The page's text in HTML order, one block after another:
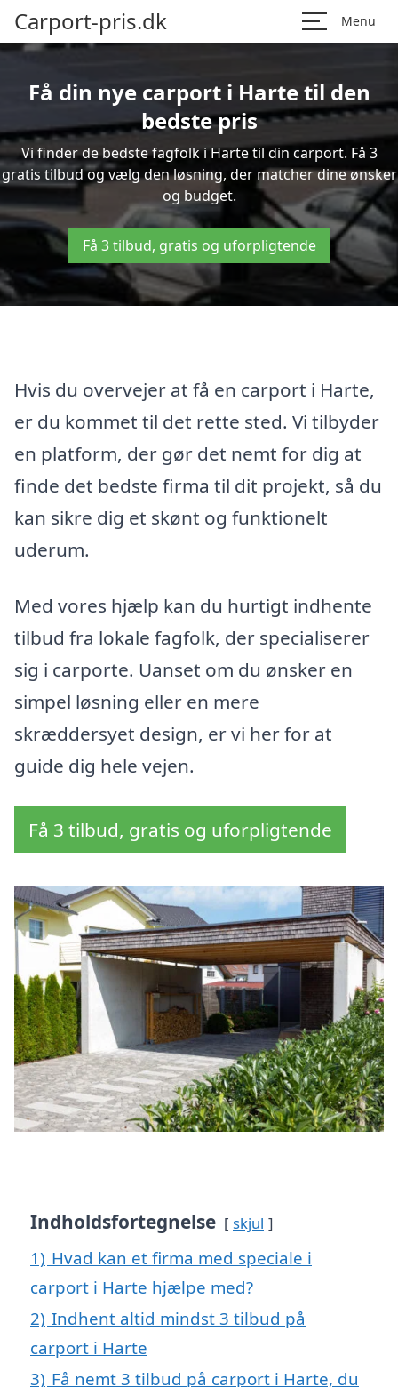
Carport-pris.dk Menu
Få din nye carport i Harte til den
bedste pris
Vi finder de bedste fagfolk i Harte til din carport. Få 3
gratis tilbud og vælg den løsning, der matcher dine ønsker
og budget.
Få 3 tilbud, gratis og uforpligtende
Hvis du overvejer at få en carport i Harte,
er du kommet til det rette sted. Vi tilbyder
en platform, der gør det nemt for dig at
finde det bedste firma til dit projekt, så du
kan sikre dig et skønt og funktionelt
uderum.
Med vores hjælp kan du hurtigt indhente
tilbud fra lokale fagfolk, der specialiserer
sig i carporte. Uanset om du ønsker en
simpel løsning eller en mere
skræddersyet design, er vi her for at
guide dig hele vejen.
Få 3 tilbud, gratis og uforpligtende
Indholdsfortegnelse skjul
1) Hvad kan et firma med speciale i
carport i Harte hjælpe med?
2) Indhent altid mindst 3 tilbud på
carport i Harte
3) Få nemt 3 tilbud på carport i Harte, du